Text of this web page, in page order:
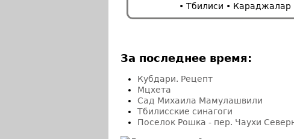
• Тбилиси • Караджалар
За последнее время:
Кубдари. Рецепт
Мцхета
Сад Михаила Мамулашвили
Тбилисские синагоги
Поселок Рошка - пер. Чаухи